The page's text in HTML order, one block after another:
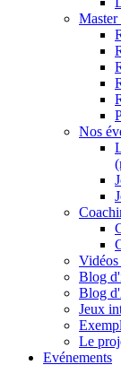
Master
Nos
Blog
Blog
Jeux
Le
Evénements